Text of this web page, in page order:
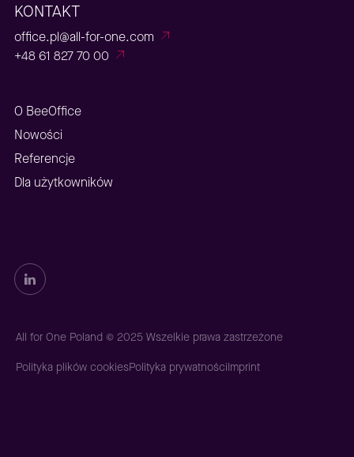
KONTAKT
office.pl@all-for-one.com
+48 61 827 70 00
O BeeOffice
Nowości
Referencje
Dla użytkowników
All for One Poland © 2025 Wszelkie prawa zastrzeżone
Polityka plików cookiesPolityka prywatnościImprint